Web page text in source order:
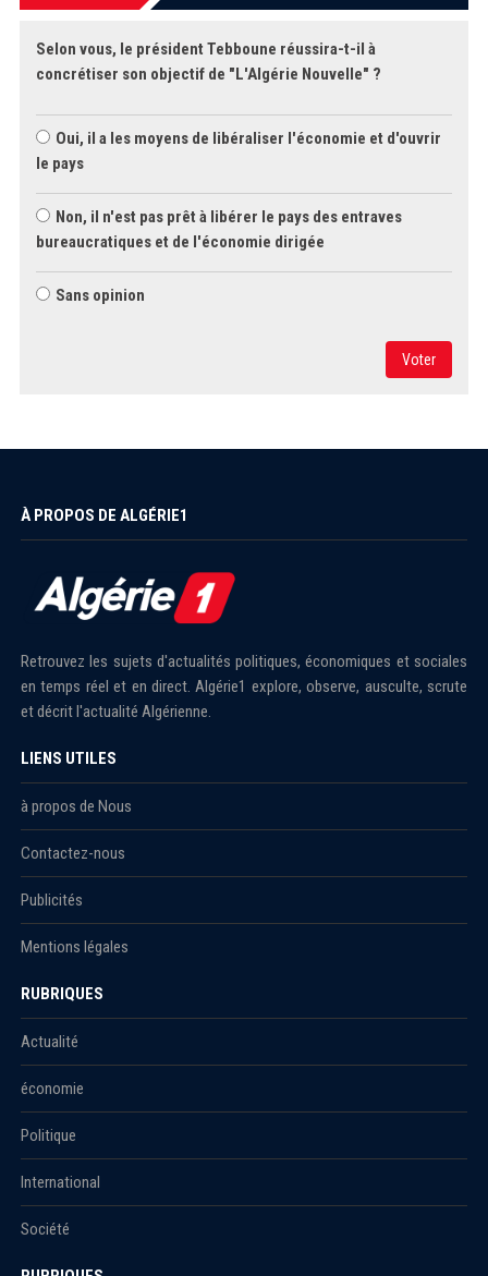
Selon vous, le président Tebboune réussira-t-il à
concrétiser son objectif de "L'Algérie Nouvelle" ?
Oui, il a les moyens de libéraliser l'économie et d'ouvrir
le pays
Non, il n'est pas prêt à libérer le pays des entraves
bureaucratiques et de l'économie dirigée
Sans opinion
Voter
À PROPOS DE ALGÉRIE1
Retrouvez les sujets d'actualités politiques, économiques et sociales
en temps réel et en direct. Algérie1 explore, observe, ausculte, scrute
et décrit l'actualité Algérienne.
LIENS UTILES
à propos de Nous
Contactez-nous
Publicités
Mentions légales
RUBRIQUES
Actualité
économie
Politique
International
Société